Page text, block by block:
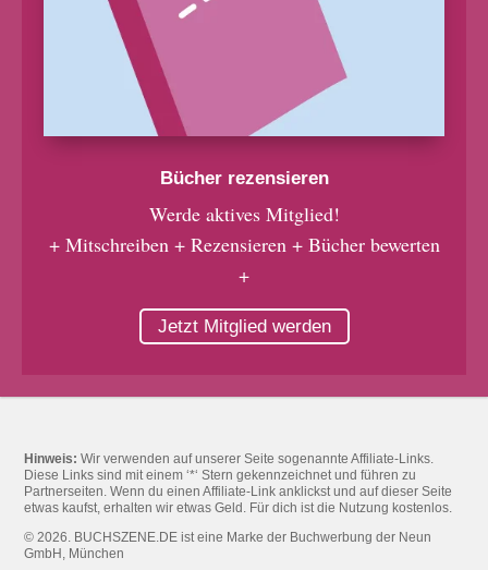
Bücher rezensieren
Werde aktives Mitglied!
+ Mitschreiben + Rezensieren + Bücher bewerten
+
Jetzt Mitglied werden
Hinweis: Wir verwenden auf unserer Seite sogenannte Affiliate-Links.
Diese Links sind mit einem ‘*‘ Stern gekennzeichnet und führen zu
Partnerseiten. Wenn du einen Affiliate-Link anklickst und auf dieser Seite
etwas kaufst, erhalten wir etwas Geld. Für dich ist die Nutzung kostenlos.
© 2026. BUCHSZENE.DE ist eine Marke der Buchwerbung der Neun
GmbH, München